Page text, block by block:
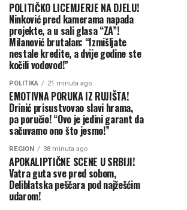
POLITIČKO LICEMJERJE NA DJELU!
Ninković pred kamerama napada
projekte, a u sali glasa “ZA”!
Milanović brutalan: “Izmišljate
nestale kredite, a dvije godine ste
kočili vodovod!”
POLITIKA 21 minuta ago
EMOTIVNA PORUKA IZ RUJIŠTA!
Drinić prisustvovao slavi hrama,
pa poručio! “Ovo je jedini garant da
sačuvamo ono što jesmo!”
REGION 38 minuta ago
APOKALIPTIČNE SCENE U SRBIJI!
Vatra guta sve pred sobom,
Deliblatska peščara pod najžešćim
udarom!